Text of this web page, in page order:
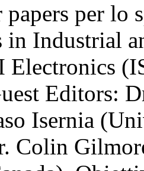
per lo
Industrial
Electronics
Editors:
Isernia
Colin